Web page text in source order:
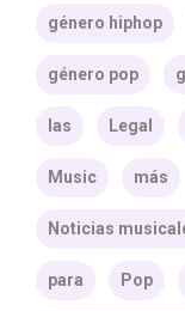
género hiphop
género pop
las Legal
Music más
Noticias
para Pop